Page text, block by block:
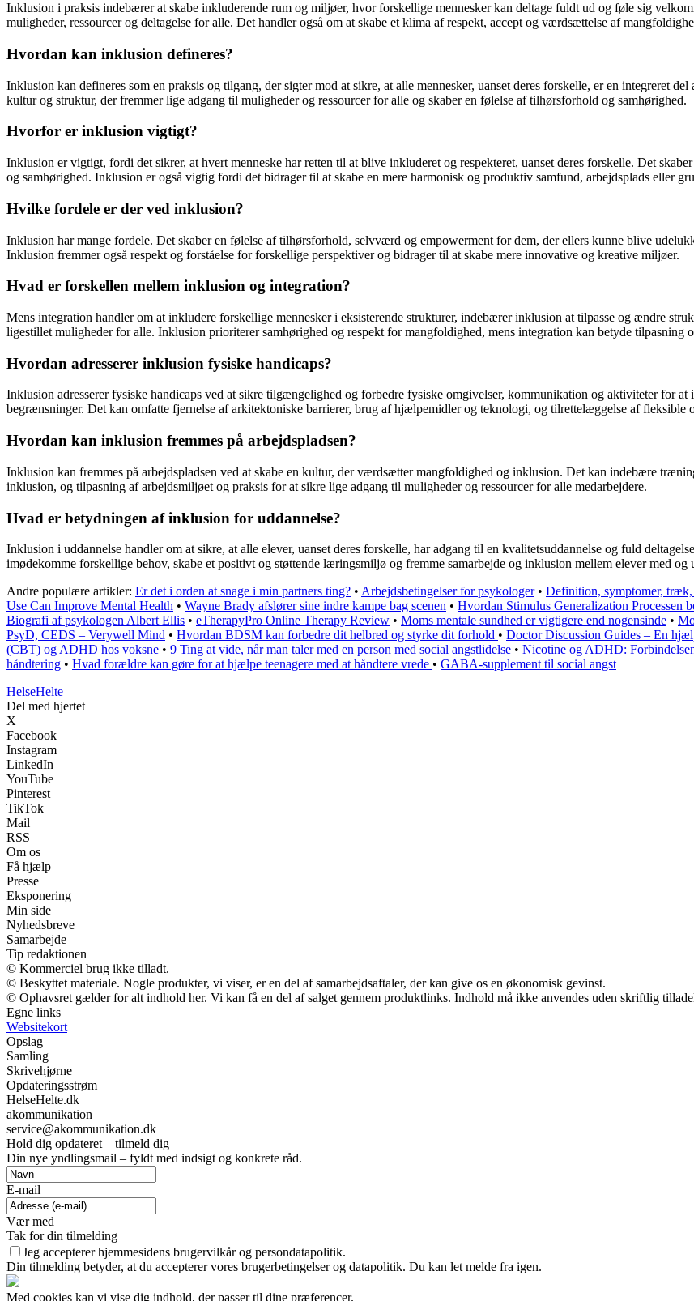
Inklusion i praksis indebærer at skabe inkluderende rum og miljøer, hvor forskellige mennesker kan deltage fuldt ud og føle sig
muligheder, ressourcer og deltagelse for alle. Det handler også om at skabe et klima af respekt, accept og værdsættelse af
Hvordan kan inklusion defineres?
Inklusion kan defineres som en praksis og tilgang, der sigter mod at sikre, at alle mennesker, uanset deres forskelle, er en integreret
kultur og struktur, der fremmer lige adgang til muligheder og ressourcer for alle og skaber en følelse af tilhørsforhold og samhørighed.
Hvorfor er inklusion vigtigt?
Inklusion er vigtigt, fordi det sikrer, at hvert menneske har retten til at blive inkluderet og respekteret, uanset deres forskelle. Det
og samhørighed. Inklusion er også vigtig fordi det bidrager til at skabe en mere harmonisk og produktiv samfund, arbejdsplads eller
Hvilke fordele er der ved inklusion?
Inklusion har mange fordele. Det skaber en følelse af tilhørsforhold, selvværd og empowerment for dem, der ellers kunne blive
Inklusion fremmer også respekt og forståelse for forskellige perspektiver og bidrager til at skabe mere innovative og kreative miljøer.
Hvad er forskellen mellem inklusion og integration?
Mens integration handler om at inkludere forskellige mennesker i eksisterende strukturer, indebærer inklusion at tilpasse og ændre
ligestillet muligheder for alle. Inklusion prioriterer samhørighed og respekt for mangfoldighed, mens integration kan betyde tilpasning
Hvordan adresserer inklusion fysiske handicaps?
Inklusion adresserer fysiske handicaps ved at sikre tilgængelighed og forbedre fysiske omgivelser, kommunikation og aktiviteter for
begrænsninger. Det kan omfatte fjernelse af arkitektoniske barrierer, brug af hjælpemidler og teknologi, og tilrettelæggelse af fleksible
Hvordan kan inklusion fremmes på arbejdspladsen?
Inklusion kan fremmes på arbejdspladsen ved at skabe en kultur, der værdsætter mangfoldighed og inklusion. Det kan indebære
inklusion, og tilpasning af arbejdsmiljøet og praksis for at sikre lige adgang til muligheder og ressourcer for alle medarbejdere.
Hvad er betydningen af ​​inklusion for uddannelse?
Inklusion i uddannelse handler om at sikre, at alle elever, uanset deres forskelle, har adgang til en kvalitetsuddannelse og fuld
imødekomme forskellige behov, skabe et positivt og støttende læringsmiljø og fremme samarbejde og inklusion mellem elever med og
Andre populære artikler: Er det i orden at snage i min partners ting? • Arbejdsbetingelser for psykologer• Definition, symptomer,
Use Can Improve Mental Health • Wayne Brady afslører sine indre kampe bag scenen • Hvordan Stimulus Generalization Processen
Biografi af psykologen Albert Ellis • eTherapyPro Online Therapy Review • Moms mentale sundhed er vigtigere end nogensinde •
PsyD, CEDS – Verywell Mind • Hvordan BDSM kan forbedre dit helbred og styrke dit forhold • Doctor Discussion Guides – En
(CBT) og ADHD hos voksne • 9 Ting at vide, når man taler med en person med social angstlidelse • Nicotine og ADHD:
håndtering • Hvad forældre kan gøre for at hjælpe teenagere med at håndtere vrede • GABA-supplement til social angst
HelseHelte
Del med hjertet
X
Facebook
Instagram
LinkedIn
YouTube
Pinterest
TikTok
Mail
RSS
Om os
Få hjælp
Presse
Eksponering
Min side
Nyhedsbreve
Samarbejde
Tip redaktionen
© Kommerciel brug ikke tilladt.
© Beskyttet materiale. Nogle produkter, vi viser, er en del af samarbejdsaftaler, der kan give os en økonomisk gevinst.
© Ophavsret gælder for alt indhold her. Vi kan få en del af salget gennem produktlinks. Indhold må ikke anvendes uden skriftlig
Egne links
Websitekort
Opslag
Samling
Skrivehjørne
Opdateringsstrøm
HelseHelte.dk
akommunikation
service@akommunikation.dk
Hold dig opdateret – tilmeld dig
Din nye yndlingsmail – fyldt med indsigt og konkrete råd.
E-mail
Vær med
Tak for din tilmelding
Jeg accepterer hjemmesidens brugervilkår og persondatapolitik.
Din tilmelding betyder, at du accepterer vores brugerbetingelser og datapolitik. Du kan let melde fra igen.
Med cookies kan vi vise dig indhold, der passer til dine præferencer.